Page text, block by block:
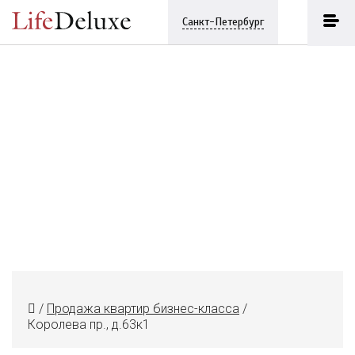
Санкт-Петербург
/ Продажа квартир бизнес-класса /
Королева пр., д.63к1